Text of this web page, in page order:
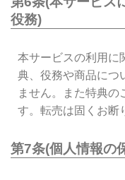
役務)
本サービスの利用に
典、役務や商品につ
ません。また特典の
す。転売は固くお断
第7条(個人情報の